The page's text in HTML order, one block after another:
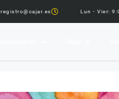
registro@cajar.es Lun - Vier: